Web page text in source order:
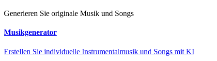
Generieren Sie originale Musik und Songs
Musikgenerator
Erstellen Sie individuelle Instrumentalmusik und Songs mit KI